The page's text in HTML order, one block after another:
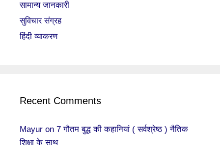
सामान्य जानकारी
सुविचार संग्रह
हिंदी व्याकरण
Recent Comments
Mayur on 7 गौतम बुद्ध की कहानियां ( सर्वश्रेष्ठ ) नैतिक
शिक्षा के साथ